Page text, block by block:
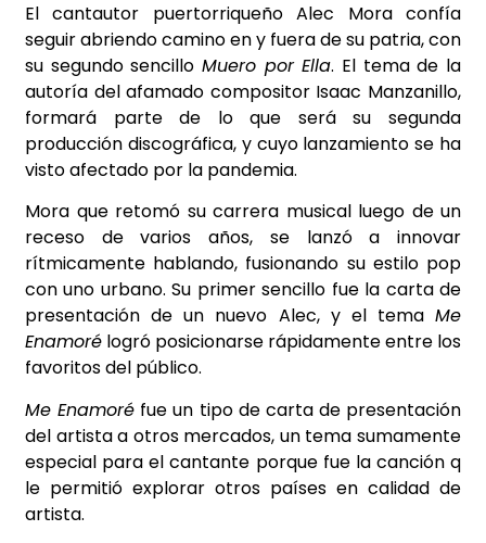
El cantautor puertorriqueño Alec Mora confía
seguir abriendo camino en y fuera de su patria, con
su segundo sencillo Muero por Ella. El tema de la
autoría del afamado compositor Isaac Manzanillo,
formará parte de lo que será su segunda
producción discográfica, y cuyo lanzamiento se ha
visto afectado por la pandemia.
Mora que retomó su carrera musical luego de un
receso de varios años, se lanzó a innovar
rítmicamente hablando, fusionando su estilo pop
con uno urbano. Su primer sencillo fue la carta de
presentación de un nuevo Alec, y el tema Me
Enamoré logró posicionarse rápidamente entre los
favoritos del público.
Me Enamoré fue un tipo de carta de presentación
del artista a otros mercados, un tema sumamente
especial para el cantante porque fue la canción q
le permitió explorar otros países en calidad de
artista.